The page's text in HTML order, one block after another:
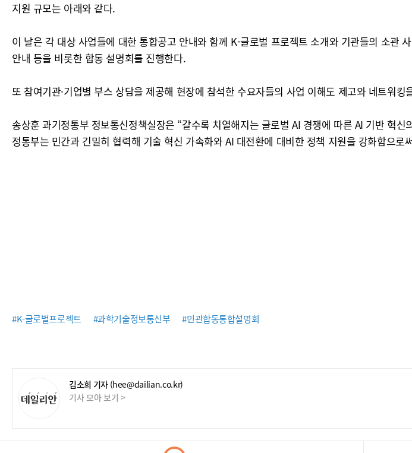
지원 규모는 아래와 같다.
이 날은 각 대상 사업들에 대한 통합공고 안내와 함께 K-글로벌 프로젝트 소개와 기관들의 소관
안내 등을 비롯한 합동 설명회를 진행한다.
또 참여기관·기업별 부스 상담을 제공해 현장에 참석한 수요자들의 사업 이해도 제고와 네트워킹
송상훈 과기정통부 정보통신정책실장은 “갈수록 치열해지는 글로벌 AI 경쟁에 따른 AI 기반 혁
정통부는 민간과 긴밀히 협력해 기술 혁신 가속화와 AI 대전환에 대비한 정책 지원을 강화함으
#K-글로벌프로젝트 #과학기술정보통신부 #민관합동통합설명회
김소희 기자 (hee@dailian.co.kr)
기사 모아 보기 >